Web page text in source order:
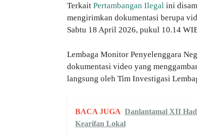
Terkait Pertambangan Ilegal ini
mengirimkan dokumentasi berupa
Sabtu 18 April 2026, pukul 10.14
Lembaga Monitor Penyelenggara
dokumentasi video yang
langsung oleh Tim Investigasi
BACA JUGA Danlantamal XII
Kearifan Lokal